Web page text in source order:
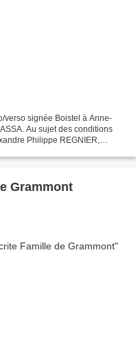
verso signée Boistel à Anne-
Au sujet des conditions
Philippe REGNIER,
Grammont